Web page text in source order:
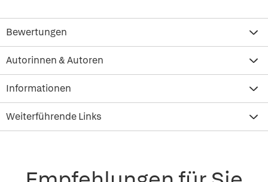
Bewertungen
Autorinnen & Autoren
Informationen
Weiterführende Links